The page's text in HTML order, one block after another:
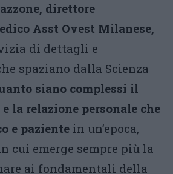
direttore
Asst Ovest Milanese,
di dettagli e
spaziano dalla Scienza
siano complessi il
la relazione personale che
e paziente in un’epoca,
cui emerge sempre più la
ai fondamentali della